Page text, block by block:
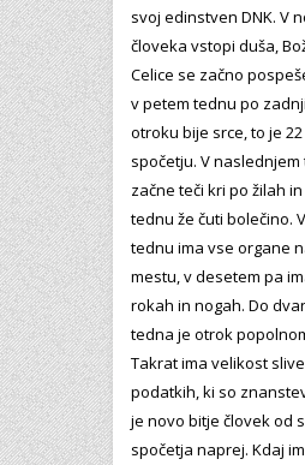
svoj edinstven DNK. V
človeka vstopi duša,
Celice se začno
v petem tednu po
otroku bije srce, to je
spočetju. V
začne teči kri po žilah
tednu že čuti bolečino.
tednu ima vse organe
mestu, v desetem pa
rokah in nogah. Do
tedna je otrok
Takrat ima velikost
podatkih, ki so
je novo bitje človek od
spočetja naprej. Kdaj